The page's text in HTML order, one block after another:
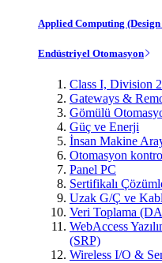
Applied Computing
Endüstriyel Otomasyon
Class I, Division
Gateways &
Gömülü
Güç ve Enerji
İnsan Makine
Otomasyon
Panel PC
Sertifikalı
Uzak G/Ç ve
Veri Toplama
WebAccess
(SRP)
Wireless I/O &